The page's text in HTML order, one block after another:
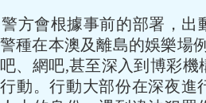
方會根據事前的部署，出
種在本澳及離島的娛樂場
、網吧,甚至深入到博彩機
動。行動大部份在深夜進